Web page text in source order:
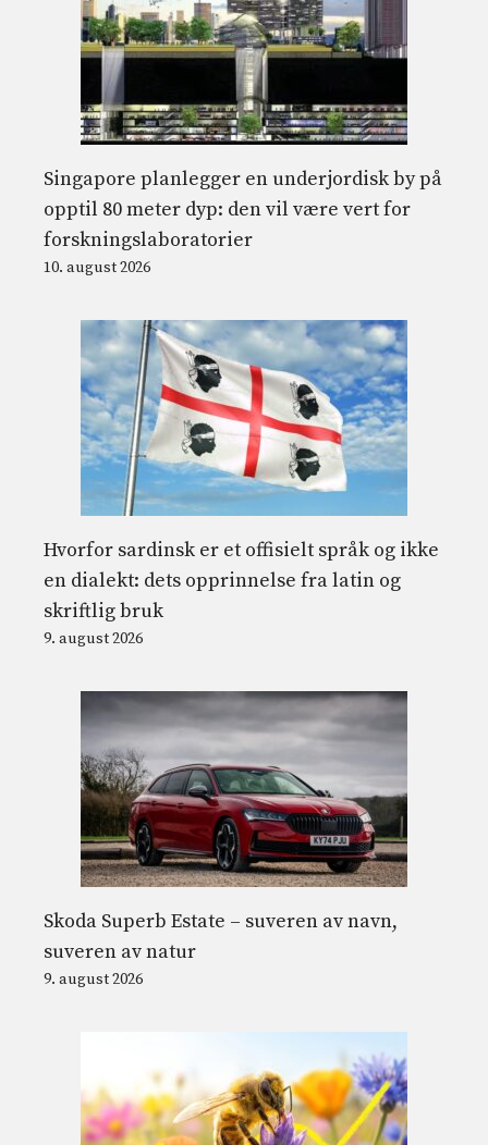
Singapore planlegger en underjordisk by på
opptil 80 meter dyp: den vil være vert for
forskningslaboratorier
10. august 2026
Hvorfor sardinsk er et offisielt språk og ikke
en dialekt: dets opprinnelse fra latin og
skriftlig bruk
9. august 2026
Skoda Superb Estate – suveren av navn,
suveren av natur
9. august 2026